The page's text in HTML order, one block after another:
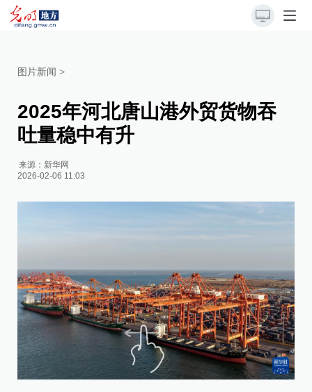
图片新闻 >
2025年河北唐山港外贸货物吞
吐量稳中有升
来源： 新华网
2026-02-06 11:03